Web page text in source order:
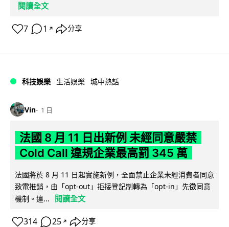
閱讀全文
7 1 ↗ 分享
科技娛樂 生活娛樂 城中熱話
Vin 1 日
法國 8 月 11 日出新例 未經同意嚴禁
Cold Call 違規企業最高罰 345 萬
法國將於 8 月 11 日起實施新例，全面禁止企業未經消費者同意
致電推銷，由「opt-out」拒接登記制轉為「opt-in」先徵同意
機制。違...
閱讀全文
314 25 ↗ 分享